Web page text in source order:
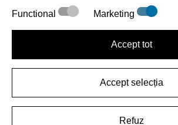
|
Functional Marketing
Accept tot
Accept selecția
Refuz